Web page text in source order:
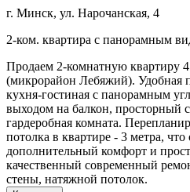
г. Минск, ул. Нарочанская, 4
2-ком. квартира с панорамным
Продаем 2-комнатную квартиру
(микрорайон Лебяжий). Удобная
кухня-гостиная с панорамным
выходом на балкон, просторный
гардеробная комната.
потолка в квартире - 3 метра, что
дополнительный комфорт и
качественный современный
стены, натяжной потолок.